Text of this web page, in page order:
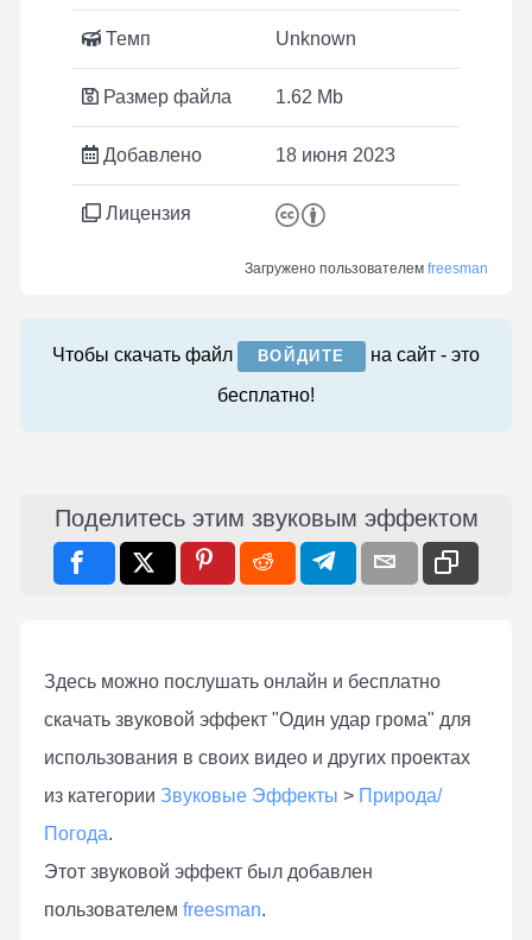
Темп Unknown
Размер файла 1.62 Mb
Добавлено 18 июня 2023
Лицензия
Загружено пользователем freesman
Чтобы скачать файл ВОЙДИТЕ
на сайт - это
бесплатно!
Поделитесь этим звуковым эффектом
Здесь можно послушать онлaйн и бесплатно
скачать звуковой эффект "Один удар грома" для
использования в своих видео и других проектах
из категории Звуковые Эффекты > Природа/
Погода.
Этот звуковой эффект был добавлен
пользователем freesman.